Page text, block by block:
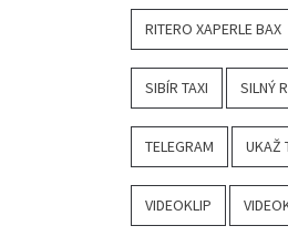
RITERO XAPERLE BAX
SIBÍR TAXI SILNÝ
TELEGRAM UKAŽ
VIDEOKLIP